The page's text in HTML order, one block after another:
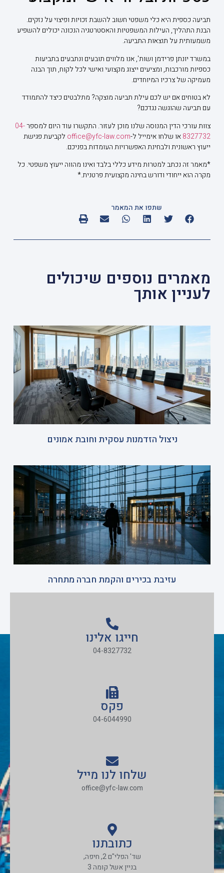
תביעה כספית היא כלי משפטי חשוב להשבת זכויות ופיצוי על נזקים.
הבנת התהליך, העילות המשפטיות והאסטרטגיה הנכונה יכולים להשפיע
משמעותית על תוצאות התביעה.
במשרד יונתן פרידמן ושות', אנו מלווים תובעים ונתבעים בתביעות
כספיות מורכבות, ומציעים ייצוג מקצועי ואישי לכל לקוח, תוך הבנה
מעמיקה של צרכיו המיוחדים.
לא בטוחים אם יש לכם עילת תביעה מוצקה? מתלבטים כיצד להתמודד
עם תביעה שהוגשה נגדכם?
צוות עורכי הדין המנוסה שלנו מוכן לעזור. התקשרו עוד היום למספר04-
8327732או שלחו אימייל ל-office@yfc-law.com לקביעת פגישת
ייעוץ ראשונית ולבחינת האפשרויות העומדות בפניכם.
*מאמר זה נכתב למטרות מידע כללי בלבד ואינו מהווה ייעוץ משפטי. כל
מקרה הוא ייחודי ודורש בחינה מקצועית פרטנית.*
שתפו את המאמר
מאמרים נוספים שיכולים
לעניין אותך
ניצול הזדמנות עסקית וחובת אמונים
עזיבת בכירים והקמת חברה מתחרה
חייגו אלינו
04-8327732
פקס
04-6044990
שלחו לנו מייל
office@yfc-law.com
כתובתנו
שד' הפלי"ם 2, חיפה,
בניין אשל קומה 3